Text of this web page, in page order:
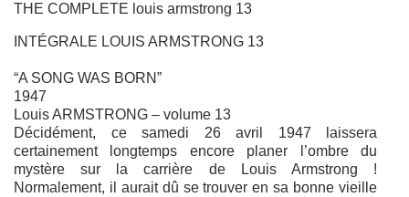
THE COMPLETE louis armstrong 13
INTÉGRALE LOUIS ARMSTRONG 13
“A SONG WAS BORN”
1947
Louis ARMSTRONG – volume 13
Décidément, ce samedi 26 avril 1947 laissera
certainement longtemps encore planer l’ombre du
mystère sur la carrière de Louis Armstrong !
Normalement, il aurait dû se trouver en sa bonne vieille